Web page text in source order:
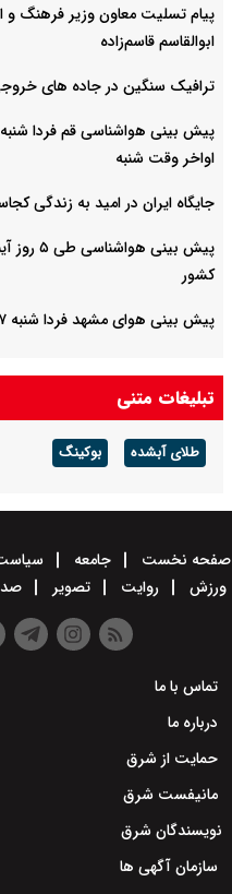
پیام تسلیت معاون وزیر فرهنگ و
ابوالقاسم قاسم‌زاده
ترافیک سنگین در جاده های
اواخر وقت شنبه
جایگاه ایران در امید به زندگی
پیش
کشور
پیش بینی هوای مشهد فردا شنبه ۱۷ مرداد/ افزایش دما از روز سه شنبه
تبلیغات متنی
طلای آبشده بوکینگ
صفحه نخست جامعه
ورزش
روایت تصویر
تماس با ما
درباره ما
حمایت از شرق
مانیفست شرق
نویسندگان شرق
سازمان آگهی ها